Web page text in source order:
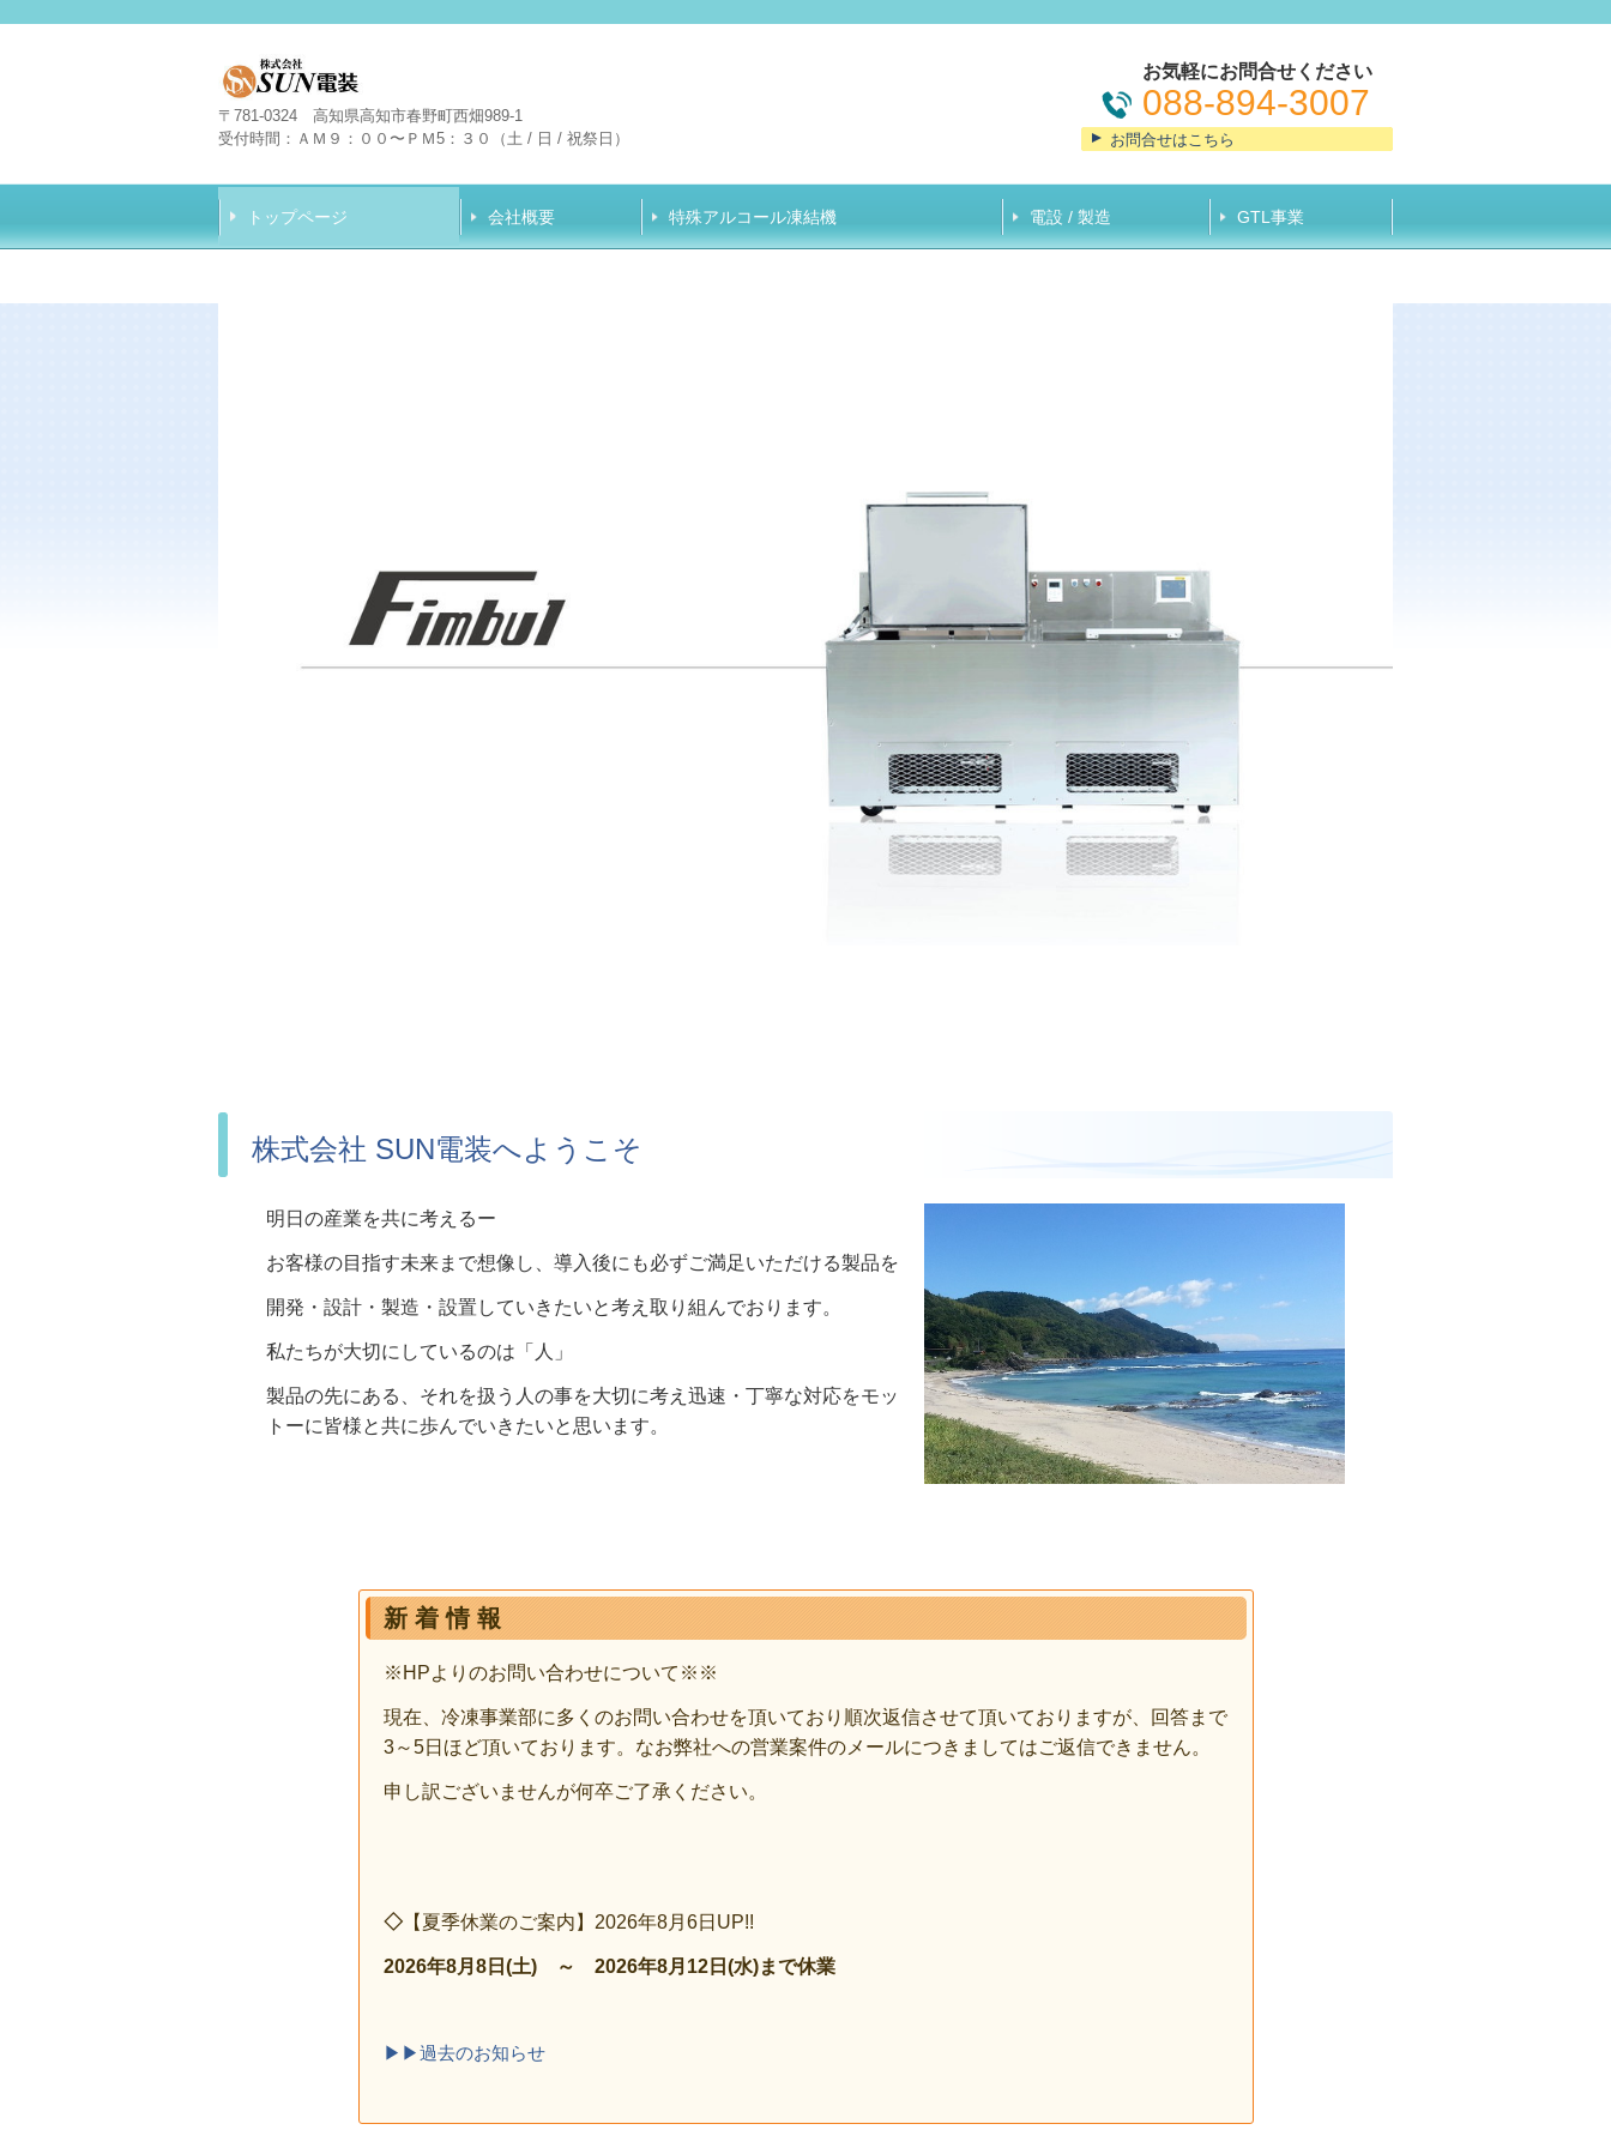
〒781-0324 高知県高知市春野町西畑989-1
受付時間： ＡＭ９：００〜ＰＭ5：３０ （土 / 日 / 祝祭日 ）
お気軽にお問合せください
088-894-3007
お問合せはこちら
トップページ 会社概要 特殊アルコール凍結機 電設 / 製造 GTL事業
株式会社 SUN電装へようこそ
明日の産業を共に考えるー
お客様の目指す未来まで想像し、導入後にも必ずご満足いただける製品を
開発・設計・製造・設置していきたいと考え取り組んでおります。
私たちが大切にしているのは「人」
製品の先にある、それを扱う人の事を大切に考え迅速・丁寧な対応をモッ
トーに皆様と共に歩んでいきたいと思います。
新 着 情 報
※HPよりのお問い合わせについて※※
現在、冷凍事業部に多くのお問い合わせを頂いており順次返信させて頂いておりますが、回答まで
3～5日ほど頂いております。なお弊社への営業案件のメールにつきましてはご返信できません。
申し訳ございませんが何卒ご了承ください。
◇【夏季休業のご案内】2026年8月6日UP!!
2026年8月8日(土) ～ 2026年8月12日(水)まで休業
▶▶過去のお知らせ